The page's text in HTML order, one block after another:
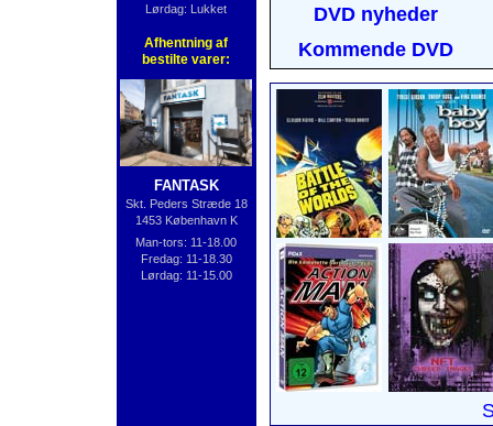
Lørdag: Lukket
Afhentning af
bestilte varer:
FANTASK
Skt. Peders Stræde 18
1453 København K
Man-tors: 11-18.00
Fredag: 11-18.30
Lørdag: 11-15.00
været en uforglemmelig tur, til en
mørke hemmeligheder afsløres,
og naturens vrede slippes løs.
Læs mere her....
DVD nyheder
Kommende DVD